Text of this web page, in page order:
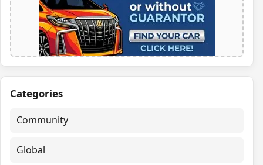
Categories
Community
Global